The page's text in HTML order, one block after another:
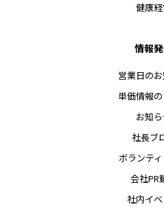
健康
情報
営業日の
単価情報
お知
社長ブ
ボランテ
会社PR
社内イ